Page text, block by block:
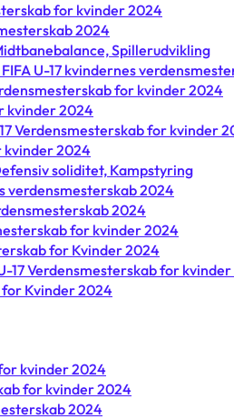
for kvinder 2024
2024
Spillerudvikling
U-17 kvindernes
for kvinder 2024
kvinder 2024
Verdensmesterskab for kvinder
kvinder 2024
soliditet, Kampstyring
verdensmesterskab 2024
2024
for kvinder 2024
for Kvinder 2024
17 Verdensmesterskab for
for Kvinder 2024
kvinder 2024
for kvinder 2024
2024